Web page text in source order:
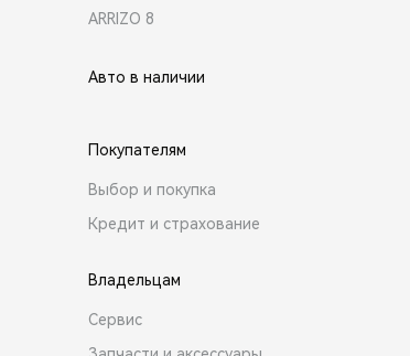
ARRIZO 8
Авто в наличии
Покупателям
Выбор и покупка
Кредит и страхование
Владельцам
Сервис